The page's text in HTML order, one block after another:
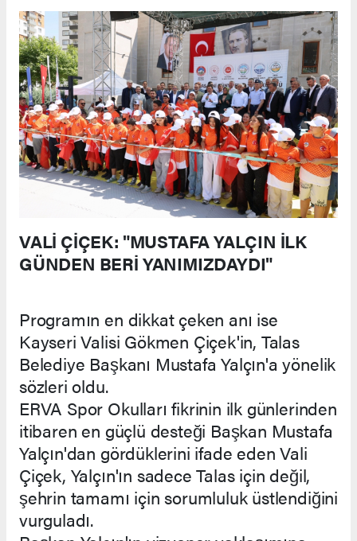
VALİ ÇİÇEK: "MUSTAFA YALÇIN İLK
GÜNDEN BERİ YANIMIZDAYDI"
Programın en dikkat çeken anı ise
Kayseri Valisi Gökmen Çiçek'in, Talas
Belediye Başkanı Mustafa Yalçın'a yönelik
sözleri oldu.
ERVA Spor Okulları fikrinin ilk günlerinden
itibaren en güçlü desteği Başkan Mustafa
Yalçın'dan gördüklerini ifade eden Vali
Çiçek, Yalçın'ın sadece Talas için değil,
şehrin tamamı için sorumluluk üstlendiğini
vurguladı.